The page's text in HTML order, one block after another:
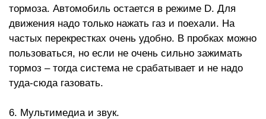
тормоза. Автомобиль остается в режиме D. Для
движения надо только нажать газ и поехали. На
частых перекрестках очень удобно. В пробках можно
пользоваться, но если не очень сильно зажимать
тормоз – тогда система не срабатывает и не надо
туда-сюда газовать.
6. Мультимедиа и звук.